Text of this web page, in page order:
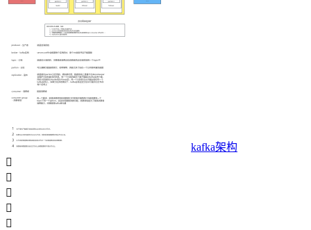
kafka架构




